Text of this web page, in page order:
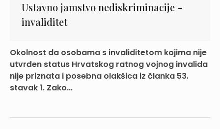
Ustavno jamstvo nediskriminacije –
invaliditet
Okolnost da osobama s invaliditetom kojima nije
utvrđen status Hrvatskog ratnog vojnog invalida
nije priznata i posebna olakšica iz članka 53.
stavak 1. Zako...